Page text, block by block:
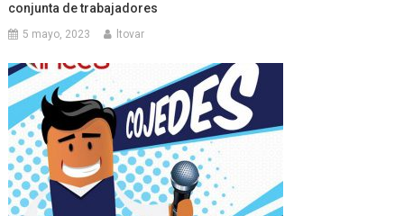
conjunta de trabajadores
5 mayo, 2023 ltovar